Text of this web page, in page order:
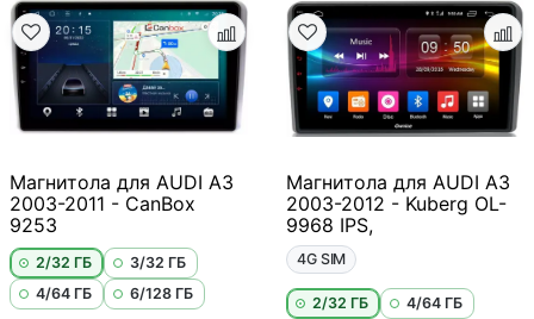
Магнитола для AUDI A3
2003-2011 - CanBox
9253
2/32 ГБ
3/32 ГБ
4/64 ГБ
6/128 ГБ
Магнитола для AUDI A3
2003-2012 - Kuberg OL-
9968 IPS,
4G SIM
2/32 ГБ 4/64 ГБ